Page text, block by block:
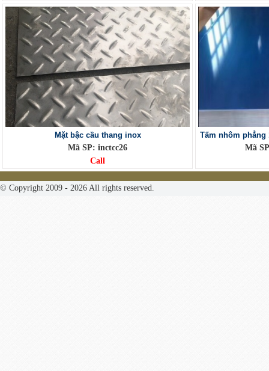
Mặt bậc cầu thang inox
Mã SP: inctcc26
Call
Tấm nhôm phẳng
Mã
© Copyright 2009 - 2026 All rights reserved.